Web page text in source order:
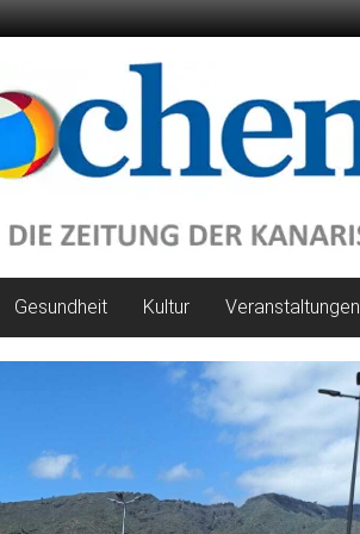
Gesundheit Kultur Veranstaltungen